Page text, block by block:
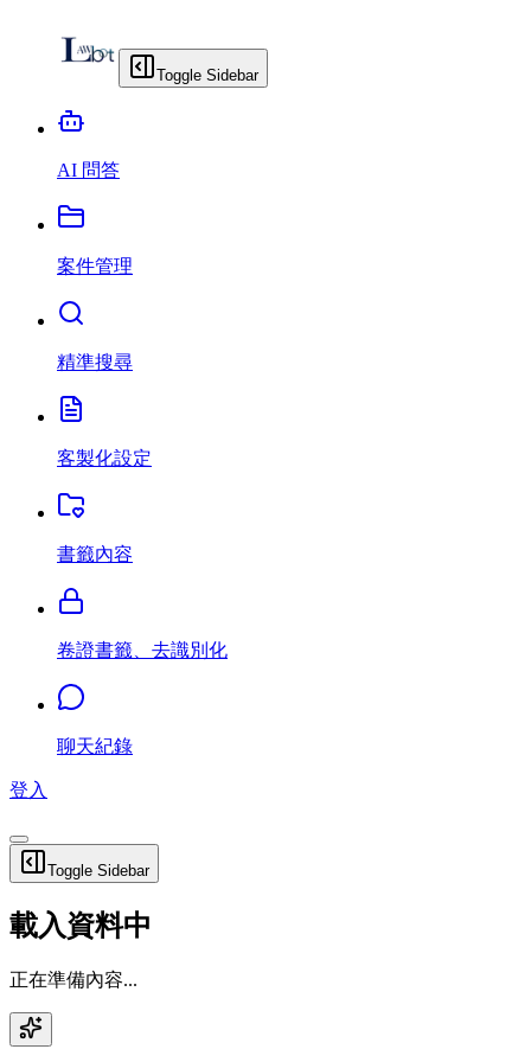
Toggle Sidebar
AI 問答
案件管理
精準搜尋
客製化設定
書籤內容
卷證書籤、去識別化
聊天紀錄
登入
Toggle Sidebar
載入資料中
正在準備內容...